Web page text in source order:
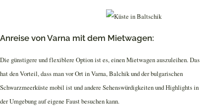
Anreise von Varna mit dem Mietwagen:
Die günstigere und flexiblere Option ist es, einen Mietwagen auszuleihen. Das
hat den Vorteil, dass man vor Ort in Varna, Balchik und der bulgarischen
Schwarzmeerküste mobil ist und andere Sehenswürdigkeiten und Highlights in
der Umgebung auf eigene Faust besuchen kann.